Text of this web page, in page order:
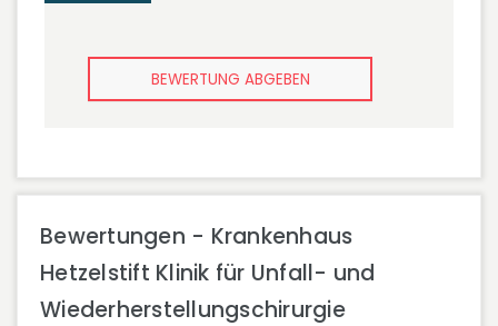
BEWERTUNG ABGEBEN
Bewertungen - Krankenhaus
Hetzelstift Klinik für Unfall- und
Wiederherstellungschirurgie